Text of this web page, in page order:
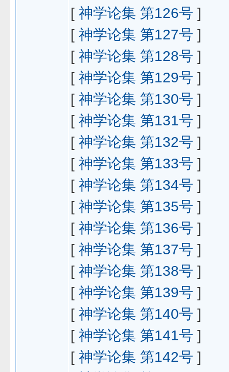
[ 神学论集 第126号 ]
[ 神学论集 第127号 ]
[ 神学论集 第128号 ]
[ 神学论集 第129号 ]
[ 神学论集 第130号 ]
[ 神学论集 第131号 ]
[ 神学论集 第132号 ]
[ 神学论集 第133号 ]
[ 神学论集 第134号 ]
[ 神学论集 第135号 ]
[ 神学论集 第136号 ]
[ 神学论集 第137号 ]
[ 神学论集 第138号 ]
[ 神学论集 第139号 ]
[ 神学论集 第140号 ]
[ 神学论集 第141号 ]
[ 神学论集 第142号 ]